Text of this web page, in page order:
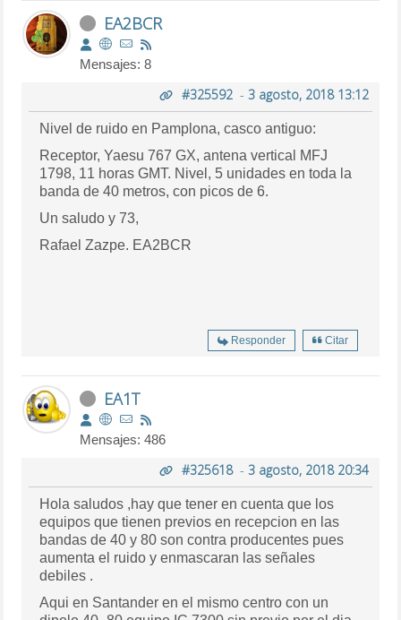
EA2BCR
Mensajes: 8
#325592- 3 agosto, 2018 13:12
Nivel de ruido en Pamplona, casco antiguo:
Receptor, Yaesu 767 GX, antena vertical MFJ
1798, 11 horas GMT. Nivel, 5 unidades en toda la
banda de 40 metros, con picos de 6.
Un saludo y 73,
Rafael Zazpe. EA2BCR
Responder Citar
EA1T
Mensajes: 486
#325618- 3 agosto, 2018 20:34
Hola saludos ,hay que tener en cuenta que los
equipos que tienen previos en recepcion en las
bandas de 40 y 80 son contra producentes pues
aumenta el ruido y enmascaran las señales
debiles .
Aqui en Santander en el mismo centro con un